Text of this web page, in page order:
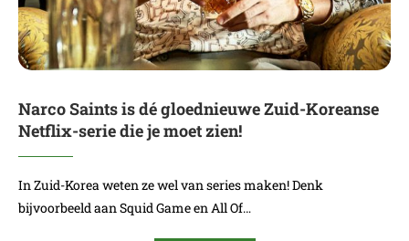
Narco Saints is dé gloednieuwe Zuid-Koreanse
Netflix-serie die je moet zien!
In Zuid-Korea weten ze wel van series maken! Denk
bijvoorbeeld aan Squid Game en All Of…